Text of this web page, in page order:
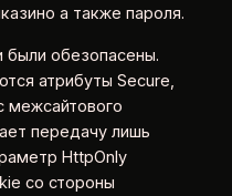
а также пароля.
были обезопасены.
атрибуты Secure,
межсайтового
передачу лишь
HttpOnly
со стороны